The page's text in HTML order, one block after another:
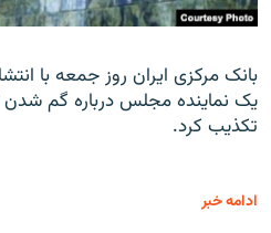
بانک مرکزی ایران روز جمعه با
تکذیب کرد.
ادامه خبر